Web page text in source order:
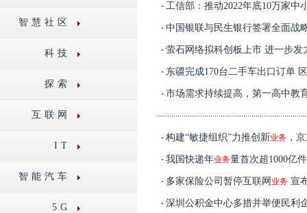
智慧社区
科技
探索
互联网
IT
智能汽车
5G
工信部：推动2022年底10万家中
中国银联与民生银行签署全面战
萤石网络拟科创板上市 进一步发
东疆完成170台二手车出口订单
市场需求持续提高，第一高中教
构建“敏捷组织”力推创新业务 ，
我国快递年业务量首次超1000亿
多家保险公司暂停互联网 业务 宣
深圳公积金中心多措并举便民利